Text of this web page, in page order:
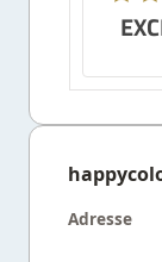
Adresse